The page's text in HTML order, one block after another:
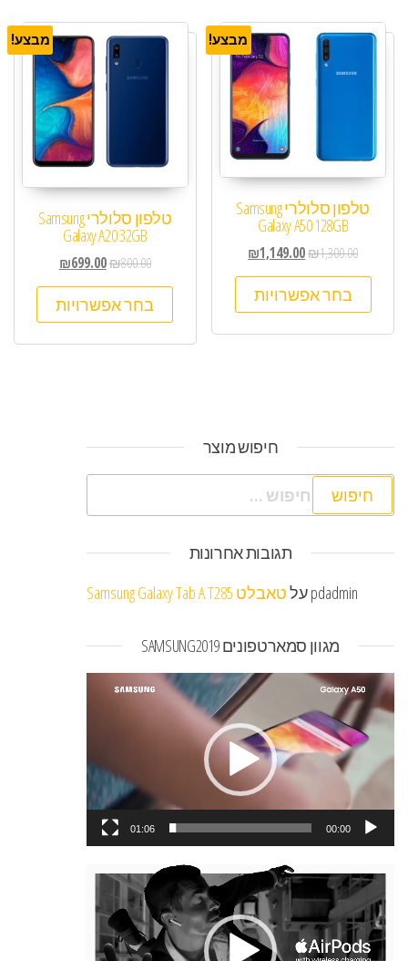
מבצע!
טלפון סלולרי Samsung
Galaxy A50 128GB
₪1,300.00
₪1,149.00
בחר אפשרויות
מבצע!
טלפון סלולרי Samsung
Galaxy A20 32GB
₪800.00
₪699.00
בחר אפשרויות
חיפוש מוצר
חיפוש:
תגובות אחרונות
pdadminעלטאבלט Samsung Galaxy Tab A T285
מגוון סמארטפונים SAMSUNG2019
נגן
וידאו
00:00
01:06
נגן
וידאו